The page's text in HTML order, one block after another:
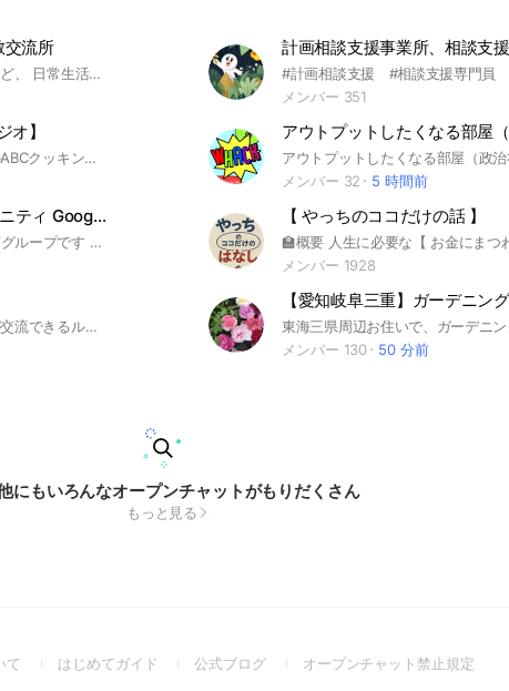
交流所
聴覚過敏やミソフォニアなど、 日常生活の“音”に悩まれている方必見です！👀💭 普段の症状や対策について、似た境遇の方々と語り合いませんか？🗣️ オプチャ内のノートで、「#おすすめのアイテム」と検索すると、参加者の皆様がノートに投稿してくださった耳栓やイヤーマフなどの情報が閲覧できます☺️✨ 皆様のおすすめの音対策、ぜひ教えてください！ ご参加いただきましたら、大事なノートをご一読ください。 皆様のご参加を心よりお待ちしております！🙌 #聴覚過敏 #ミソフォニア #感覚過敏 #HSP
メンバー 351
オ】
料理の上達を目指す全国のABCクッキングスタジオの会員さんと、情報交換し、楽しく授業に参加出来たらと願いを込めております 見やすくシンプルな文字 人数も増えてきたので オリジナルアイコン の設定の ご協力をお願いします 未成年の18歳以下の方は保護者の許可をお願いします
メンバー 32
5 時間前
Geminiユーザーコミュニティ Google/生成AI
Gemini/Googleの情報共有グループです 円滑なコミュニケーションのため 敬語で会話、議論は建設的にお願いします 生成AI / Generative AI 汎用人工知能 / Artificial General Intelligence AI エージェント / AI Agent 二ューラルネットワーク / Neural Networks 深層学習 / Deep Learning 機械学習 / Machine Learning 自然言語処理 / Natural Language Processing (NLP) 画像認識 / Image Recognition 強化学習 / Reinforcement Learning ロボティクス / Robotics AIVtuber / AItuber / Python / Copilot / Duet AI / Amazon Q / Bedrock / Google Cloud / Azure / AWS / Cursor / tldraw / OpenAI API / Bard / Gemini / GPTs / Vision API / cursor / open interpreter / self operating computer / tracezip / screenshot to code / ui sketcher / figma / excalidraw / krea ai / akuma ai / stable video diffusion / assistant-api / multimodal / gpt-4-128k / gpt-jsonmode / dalle / whisper / tts / codeinterpreter / openai-functioncalling / advanced-data-analytics / microsoft-copilot / AWS bedrock / Anthropic
【 やっちのココだけの話 】
メンバー 1928
板橋区情報の交換や区民が交流できるルームです😃 通勤の人や板橋区好きも集まれ〜！✨ 💫こんな話してます💫 ・新しくできたお店どう？ ・今こんなイベントやってるー！ ・この店セールしてるよー！ 地元民同士楽しくやってます💞 出入り自由、参加ご自由に😊 #地域 #暮らし #板橋 #大山 #蓮根 #千川 #氷川町 #西谷 #下赤塚 #中板橋 #高島平 #浮間舟渡 #下板橋 #ときわ台 #西高島平 #本蓮沼 #東武練馬 #志村坂上 #志村三丁目 #成増 #小竹向原 #新板橋 #板橋区役所 #ハッピーロード #大山商店街 #中板橋商店街 #志村銀座商店街 #仲宿商店街 #常盤台銀座商店街 #イナリ通り商店街 #板橋宿不動通り商店街 #上板南口銀座商店街 #板橋区立美術館 #板橋こども動物園 #いたばし花火大会 #いたばしボローニャ絵本館 #水車公園 #板橋交通公園 #小豆沢公園 #あじさいウィーク #板橋区立教育科学館 #赤塚植物園 #都立浮間公園 #板橋区立熱帯環境植物館 #都立赤塚公園 #薬師の泉庭園 #見次公園 #板橋市場 #東京中央卸売市場 #いたばし讃菓シュッケ #板橋お伝え最中 #りんりんちゃん #タニタ
メンバー 130
50 分前
にもいろんなオープンチャットがもりだくさん
もっと見る
て
(Openはじめてガイド
(Open公式ブログ
(Openオープンチャット禁止規定(Open